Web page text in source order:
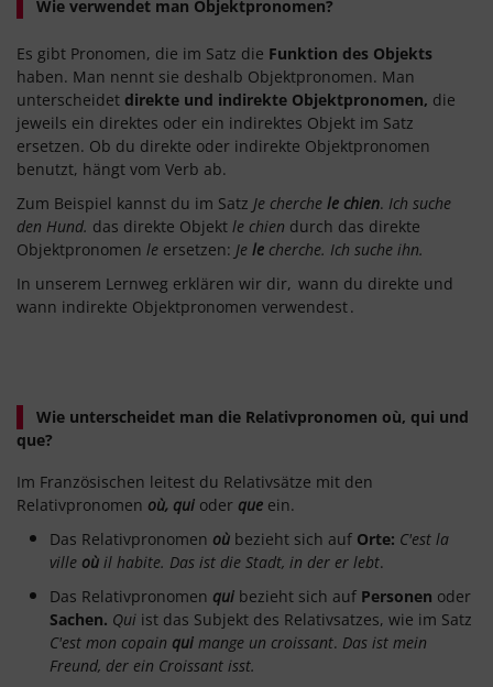
Wie verwendet man Objektpronomen?
Es gibt Pronomen, die im Satz die Funktion des Objekts
haben. Man nennt sie deshalb Objektpronomen. Man
unterscheidet direkte und indirekte Objektpronomen, die
jeweils ein direktes oder ein indirektes Objekt im Satz
ersetzen. Ob du direkte oder indirekte Objektpronomen
benutzt, hängt vom Verb ab.
Zum Beispiel kannst du im Satz Je cherche le chien. Ich suche
den Hund. das direkte Objekt le chien durch das direkte
Objektpronomen le ersetzen: Je le cherche. Ich suche ihn.
In unserem Lernweg erklären wir dir, wann du direkte und
wann indirekte Objektpronomen verwendest.
Wie unterscheidet man die Relativpronomen où, qui und
que?
Im Französischen leitest du Relativsätze mit den
Relativpronomen où, qui oder que ein.
Das Relativpronomen où bezieht sich auf Orte: C'est la
ville où il habite. Das ist die Stadt, in der er lebt.
Das Relativpronomen qui bezieht sich auf Personen oder
Sachen. Qui ist das Subjekt des Relativsatzes, wie im Satz
C'est mon copain qui mange un croissant. Das ist mein
Freund, der ein Croissant isst.